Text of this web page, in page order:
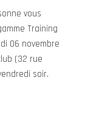
vous
Training
06 novembre
(32 rue
soir.